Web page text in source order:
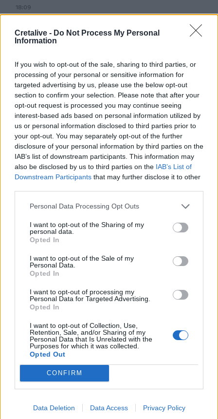
Cretalive - Do Not Process My Personal
Information
If you wish to opt-out of the sale, sharing to third parties, or
processing of your personal or sensitive information for
targeted advertising by us, please use the below opt-out
section to confirm your selection. Please note that after your
opt-out request is processed you may continue seeing
interest-based ads based on personal information utilized by
us or personal information disclosed to third parties prior to
your opt-out. You may separately opt-out of the further
disclosure of your personal information by third parties on the
IAB’s list of downstream participants. This information may
also be disclosed by us to third parties on the IAB’s List of
Downstream Participants that may further disclose it to other
Personal Data Processing Opt Outs
I want to opt-out of the Sharing of my
personal data.
Opted In
I want to opt-out of the Sale of my
Personal Data.
Opted In
I want to opt-out of processing my
Personal Data for Targeted Advertising.
Opted In
I want to opt-out of Collection, Use,
Retention, Sale, and/or Sharing of my
Personal Data that Is Unrelated with the
Purposes for which it was collected.
Opted Out
CONFIRM
Data Deletion Data Access Privacy Policy
18:09
ΕΛ.ΑΣ Κρήτη: Ποιοι αξιωματικοί προήχθησαν - Όλα τα
ασφάλειας"- Δείτε βίντεο
18:00
ΚΚΕ: Αποκομμένη από την πραγματικότητα η κυβέρνηση,
οι Κρητικοί έχουν ανάγκη από ανθρώπινη ζωή
Ενισχύθηκαν οι πυροσβεστικές δυνάμεις στην πυρκαγιά
σε αγροτοδασική έκταση στο Στεφάνι Κορίνθου
Χανιά: «4 Εποχές στον Δήμο Πλατανιά» - Εγκαίνια
Ομαδικής Έκθεσης Ζωγραφικής & Φωτογραφίας
Πυρκαγιά σε έκταση με χαμηλή βλάστηση στο
Μαρκόπουλο Αττικής
Ελληνικός Ερυθρός Σταυρός: Τι πρέπει να περιέχει ένα
φαρμακείο διακοπών
Aποκαλύψεις σοκ για απειλές θανάτου στο Μουντιάλ:
Δήμος Πλατανιά: Συνεχίζονται οι καλοκαιρινές
εκδηλώσεις “Πολιτιστικό Καλοκαίρι 2026, 16ο Φεστιβάλ
Γη - Πολιτισμός- Τουρισμός”
17:10
Στρατηγικό Σχέδιο ΚΑΠ 2023–2027